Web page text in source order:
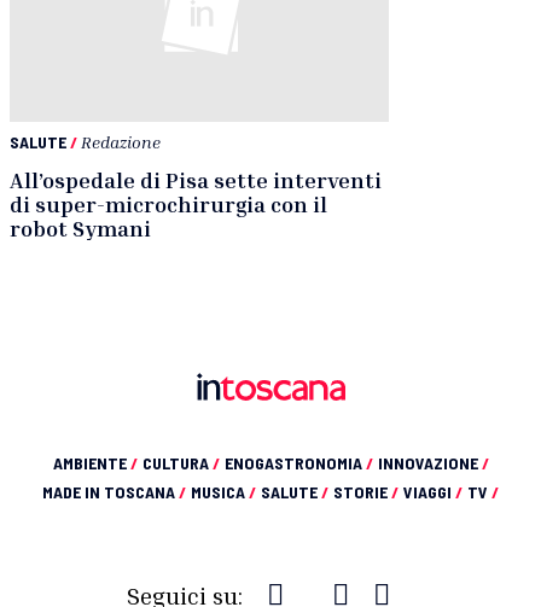
SALUTE/ Redazione
All’ospedale di Pisa sette interventi
di super-microchirurgia con il
robot Symani
AMBIENTE/ CULTURA/ ENOGASTRONOMIA/ INNOVAZIONE/
MADE IN TOSCANA/ MUSICA/ SALUTE/ STORIE/ VIAGGI / TV /
Seguici su: